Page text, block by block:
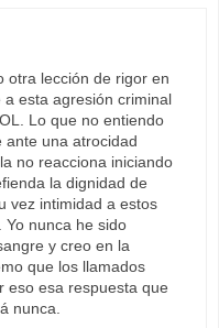
otra lección de rigor en
esta agresión criminal
Lo que no entiendo
ante una atrocidad
no reacciona iniciando
la dignidad de
vez intimidad a estos
Yo nunca he sido
y creo en la
que los llamados
eso esa respuesta que
nunca.